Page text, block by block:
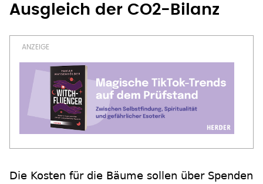
Ausgleich der CO2-Bilanz
Die Kosten für die Bäume sollen über Spenden